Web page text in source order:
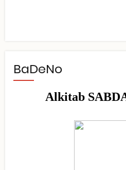
BaDeNo